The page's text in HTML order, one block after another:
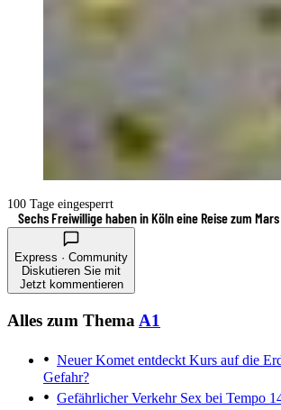
100 Tage eingesperrt
Sechs Freiwillige haben in Köln eine Reise zum
Express · Community
Diskutieren Sie mit
Jetzt kommentieren
Alles zum Thema A1
Neuer Komet entdeckt Kurs auf die
Gefahr?
Gefährlicher VerkehrSex bei Tempo